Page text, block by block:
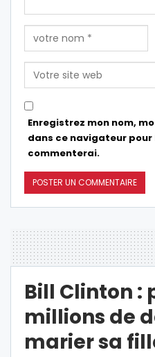
Enregistrez mon nom,
dans ce navigateur
commenterai.
Bill Clinton :
millions de
marier sa